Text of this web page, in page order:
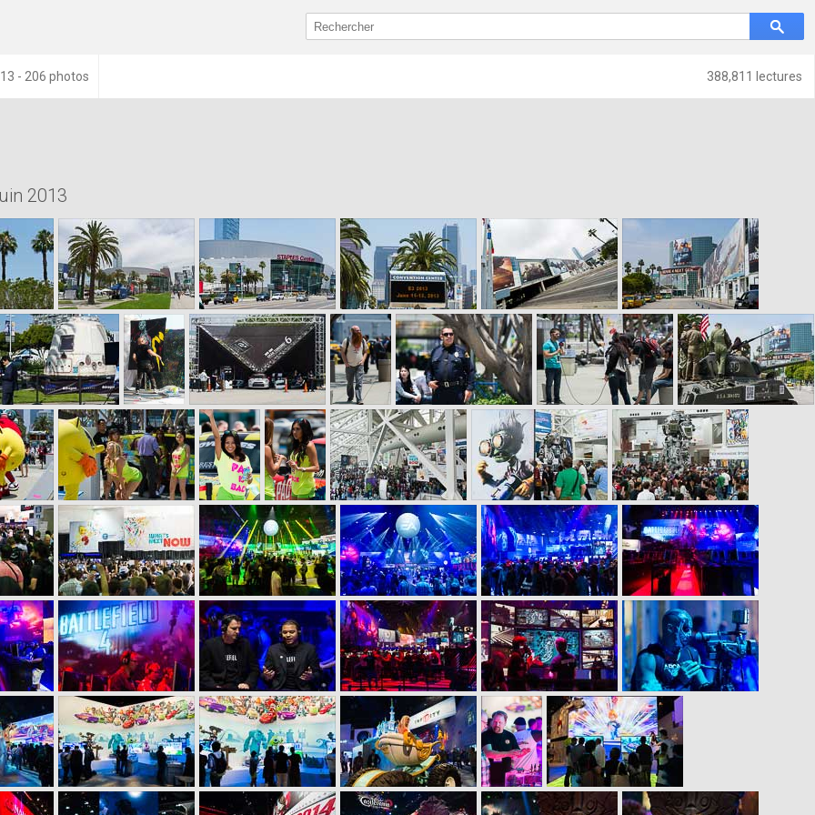
388,811 lectures
- 206 photos
2013